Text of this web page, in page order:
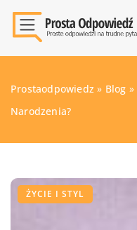
Prostaodpowiedz » Blog »
Narodzenia?
ŻYCIE I STYL